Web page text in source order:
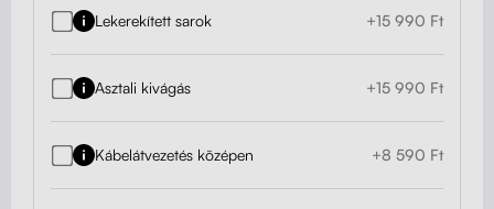
Lekerekített sarok +15 990 Ft
Asztali kivágás +15 990 Ft
Kábelátvezetés középen +8 590 Ft